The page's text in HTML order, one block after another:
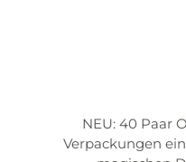
NEU: 40 Paar
Verpackungen